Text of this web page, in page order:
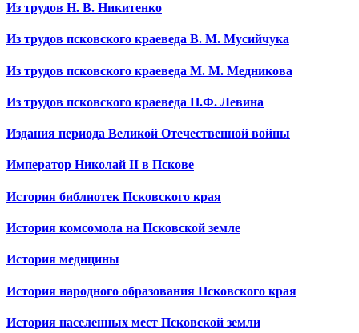
Из трудов Н. В. Никитенко
Из трудов псковского краеведа В. М. Мусийчука
Из трудов псковского краеведа М. М. Медникова
Из трудов псковского краеведа Н.Ф. Левина
Издания периода Великой Отечественной войны
Император Николай II в Пскове
История библиотек Псковского края
История комсомола на Псковской земле
История медицины
История народного образования Псковского края
История населенных мест Псковской земли